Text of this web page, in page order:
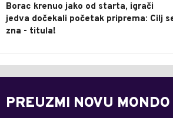
Borac krenuo jako od starta, igrači
jedva dočekali početak priprema: Cilj
zna - titula!
PREUZMI NOVU